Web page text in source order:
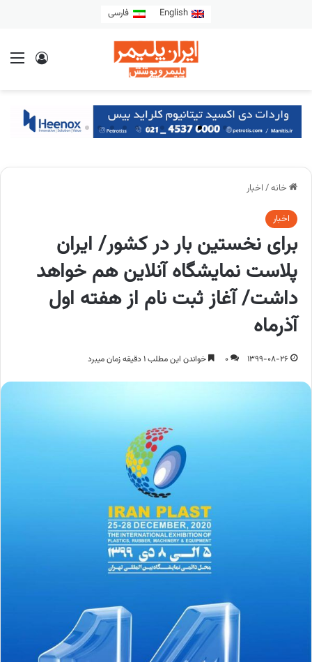
English فارسی
خانه/ اخبار
اخبار
برای نخستین بار در کشور/ ایران
پلاست نمایشگاه آنلاین هم خواهد
داشت/ آغاز ثبت نام از هفته اول
آذرماه
1399-08-26
0 خواندن این مطلب 1 دقیقه زمان میبرد